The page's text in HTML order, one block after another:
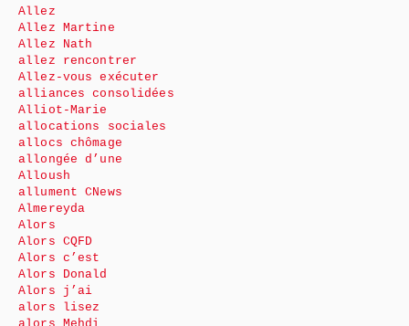
Allez
Allez Martine
Allez Nath
allez rencontrer
Allez-vous exécuter
alliances consolidées
Alliot-Marie
allocations sociales
allocs chômage
allongée d’une
Alloush
allument CNews
Almereyda
Alors
Alors CQFD
Alors c’est
Alors Donald
Alors j’ai
alors lisez